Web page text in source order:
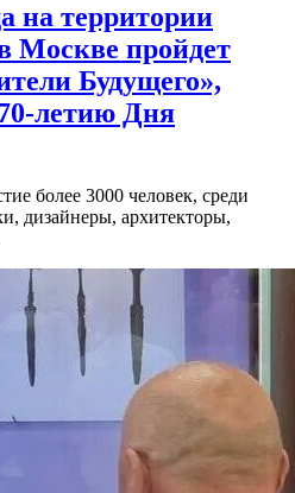
на территории
Москве пройдет
Будущего»,
летию Дня
более 3000 человек, среди
дизайнеры, архитекторы,